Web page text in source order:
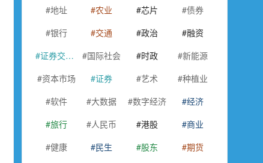
地址
农业 芯片
债券
银行
交通 政治
融资
证券交易所
国际社会 时政
新能源
资本市场
证券 艺术
种植业
软件
大数据 数字经济
经济
旅行
人民币 港股
商业
健康
民生 股东
期货